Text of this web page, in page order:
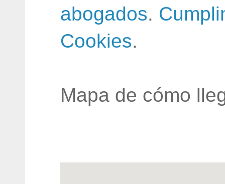
abogados.
Cookies.
Mapa de cómo